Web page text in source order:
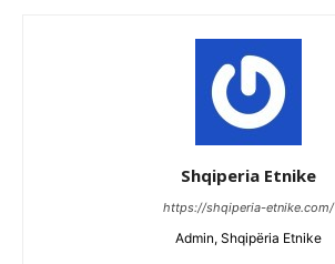
Shqiperia Etnike
https://shqiperia-etnike.com/
Admin, Shqipëria Etnike